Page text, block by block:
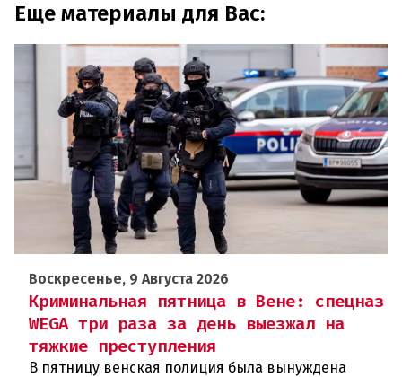
Еще материалы для Вас:
Воскресенье, 9 Августа 2026
Криминальная пятница в Вене: спецназ
WEGA три раза за день выезжал на
тяжкие преступления
В пятницу венская полиция была вынуждена